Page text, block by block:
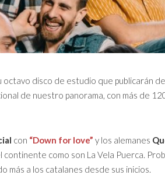
disco de estudio que publicarán
de nuestro panorama, con más de
con “Down for love” y los alemanes
como son La Vela Puerca.
más a los catalanes desde sus inicios.